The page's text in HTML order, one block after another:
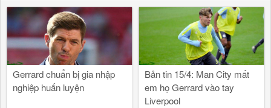
Gerrard chuẩn bị gia nhập
nghiệp huấn luyện
Bản tin 15/4: Man City mất
em họ Gerrard vào tay
Liverpool